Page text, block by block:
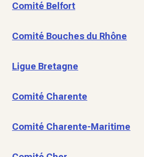
Comité Belfort
Comité Bouches du Rhône
Ligue Bretagne
Comité Charente
Comité Charente-Maritime